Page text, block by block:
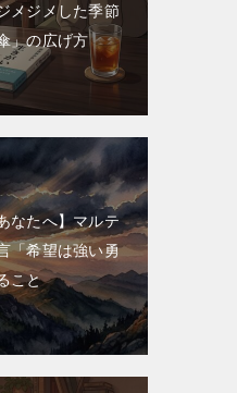
メジメした季節
」の広げ方
なたへ】マルテ
「希望は強い勇
こと